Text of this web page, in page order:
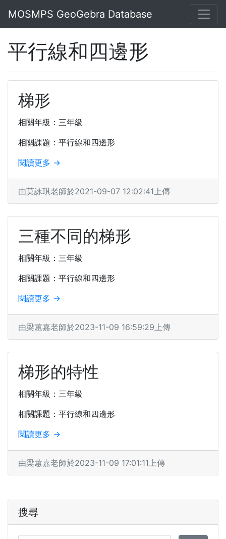
MOSMPS GeoGebra Database
平行線和四邊形
梯形
相關年級：三年級
相關課題：平行線和四邊形
閱讀更多 →
由莫詠琪老師於2021-09-07 12:02:41上傳
三種不同的梯形
相關年級：三年級
相關課題：平行線和四邊形
閱讀更多 →
由梁蕙嘉老師於2023-11-09 16:59:29上傳
梯形的特性
相關年級：三年級
相關課題：平行線和四邊形
閱讀更多 →
由梁蕙嘉老師於2023-11-09 17:01:11上傳
搜尋